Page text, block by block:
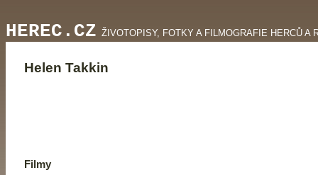
HEREC.CZ ŽIVOTOPISY, FOTKY A FILMOGRAFIE HERCŮ A
Helen Takkin
Filmy